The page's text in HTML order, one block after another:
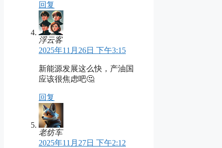
回复
浮云客
2025年11月26日 下午3:15
新能源发展这么快，产油国
应该很焦虑吧🤔
回复
老纺车
2025年11月27日 下午2:12